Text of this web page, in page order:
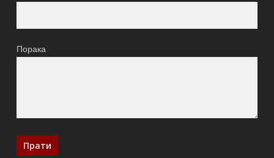
Порака